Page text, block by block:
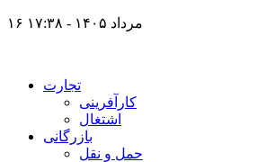
۱۶ مرداد ۱۴۰۵ - ۱۷:۳۸
تجارت
کارآفرینی
اشتغال
بازرگانی
حمل و نقل